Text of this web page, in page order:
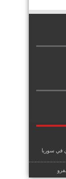
في سوريا